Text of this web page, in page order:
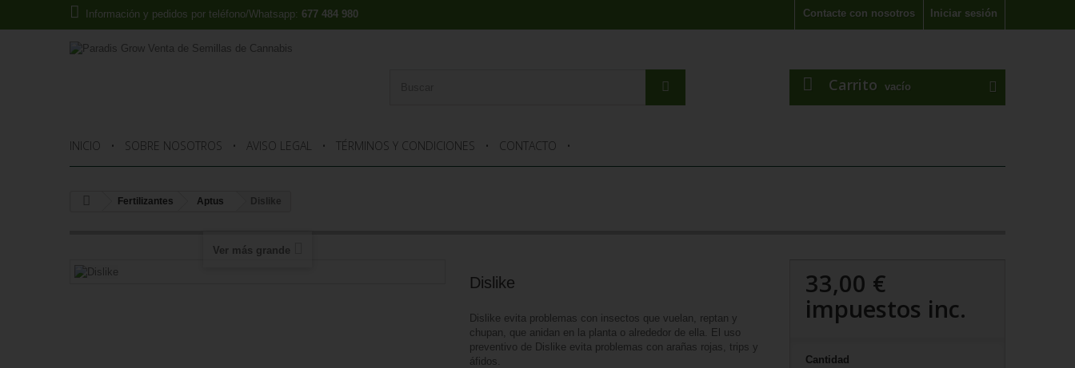
Iniciar sesión
Contacte con nosotros
Información y pedidos por teléfono/Whatsapp: 677 484 980
Carrito vacío
INICIO SOBRE NOSOTROS AVISO LEGAL TÉRMINOS Y CONDICIONES CONTACTO
Fertilizantes Aptus Dislike
Ver más grande
Dislike
Dislike evita problemas con insectos que vuelan, reptan y
chupan, que anidan en la planta o alrededor de ella. El uso
preventivo de Dislike evita problemas con arañas rojas, trips y
áfidos.
33,00 €
impuestos inc.
Cantidad